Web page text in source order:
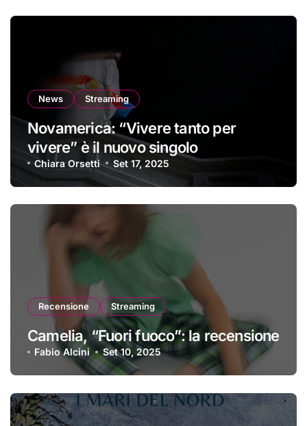
News Streaming
Novamerica: “Vivere tanto per
vivere” è il nuovo singolo
Chiara Orsetti Set 17, 2025
Recensione Streaming
Camelia, “Fuori fuoco”: la recensione
Fabio Alcini Set 10, 2025